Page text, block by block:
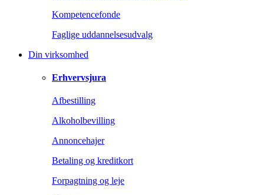
Kompetencefonde
Faglige uddannelsesudvalg
Din virksomhed
Erhvervsjura
Afbestilling
Alkoholbevilling
Annoncehajer
Betaling og kreditkort
Forpagtning og leje